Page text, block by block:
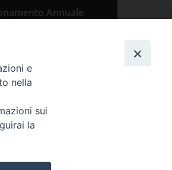
Annuale
Singola
e
nella
sui
la